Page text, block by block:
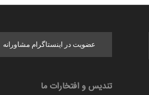
عضویت در اینستاگرام مشاورانه
تندیس و افتخارات ما